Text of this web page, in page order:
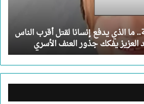
ما الذي يدفع إنسانا لقتل أقرب الناس
العزيز يفكك جذور العنف الأسري